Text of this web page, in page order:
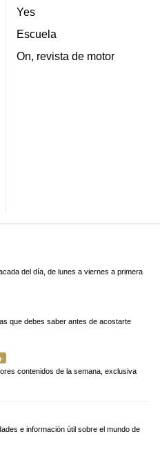
Yes
Escuela
On, revista de motor
del día, de lunes a viernes a primera
que debes saber antes de acostarte
contenidos de la semana, exclusiva
e información útil sobre el mundo de